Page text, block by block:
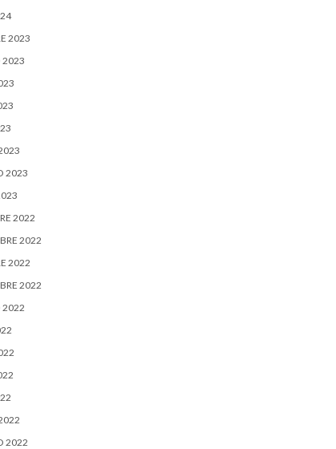
2023
2023
2023
2022
2022
2022
2022
2022
2022